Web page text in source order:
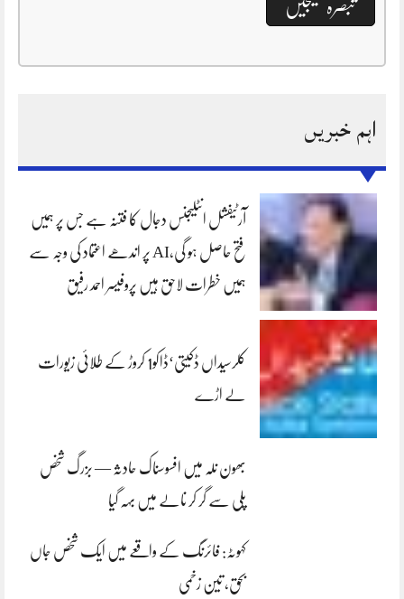
اہم خبریں
آرٹیفشل انٹلیجنس دجال کا فتنہ ہے جس پر ہمیں
فتح حاصل ہو گی،AI پر اندھے اعتماد کی وجہ سے
ہمیں خطرات لاحق ہیں پروفیسر احمد رفیق
کلرسیداں ڈکیتی‘ڈاکو1 کروڑ کے طلائی زیورات
لے اڑے
بھون نلہ میں افسوسناک حادثہ — بزرگ شخص
پلی سے گر کر نالے میں بہہ گیا
کہوٹہ: فائرنگ کے واقعے میں ایک شخص جاں
بحق، تین زخمی